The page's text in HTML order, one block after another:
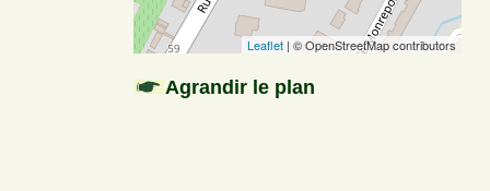
Leaflet | © OpenStreetMap contributors
Agrandir le plan